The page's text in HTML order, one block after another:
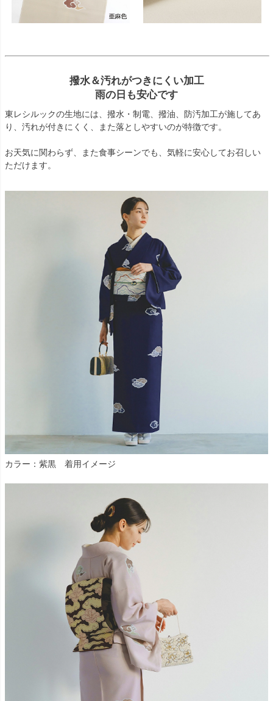
撥水＆汚れがつきにくい加工
雨の日も安心です
東レシルックの生地には、撥水・制電、撥油、防汚加工が施してあ
り、汚れが付きにくく、また落としやすいのが特徴です。
お天気に関わらず、また食事シーンでも、気軽に安心してお召しい
ただけます。
カラー：紫黒 着用イメージ